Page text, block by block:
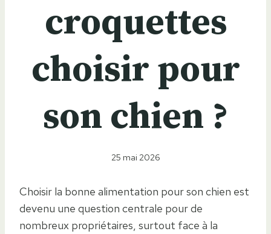
croquettes
choisir pour
son chien ?
25 mai 2026
Choisir la bonne alimentation pour son chien est
devenu une question centrale pour de
nombreux propriétaires, surtout face à la